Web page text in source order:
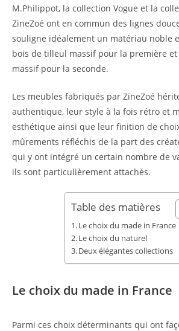
M.Philippot, la collection Vogue et la
ZineZoé ont en commun des lignes
souligne idéalement un matériau noble
bois de tilleul massif pour la première
massif pour la seconde.
Les meubles fabriqués par ZineZoé
authentique, leur style à la fois rétro et
esthétique ainsi que leur finition de
mûrements réfléchis de la part des
qui y ont intégré un certain nombre de
ils sont particulièrement attachés.
Table des matières
Le choix du made in France
Le choix du naturel
Deux élégantes collections
Le choix du made in France
Parmi ces choix déterminants qui ont